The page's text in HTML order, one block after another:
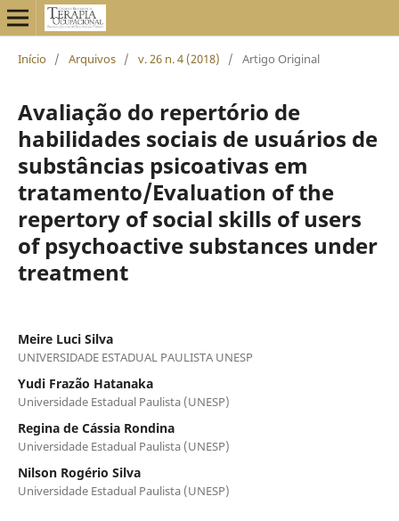
Início / Arquivos / v. 26 n. 4 (2018) / Artigo Original
Avaliação do repertório de
habilidades sociais de usuários de
substâncias psicoativas em
tratamento/Evaluation of the
repertory of social skills of users
of psychoactive substances under
treatment
Meire Luci Silva
UNIVERSIDADE ESTADUAL PAULISTA UNESP
Yudi Frazão Hatanaka
Universidade Estadual Paulista (UNESP)
Regina de Cássia Rondina
Universidade Estadual Paulista (UNESP)
Nilson Rogério Silva
Universidade Estadual Paulista (UNESP)